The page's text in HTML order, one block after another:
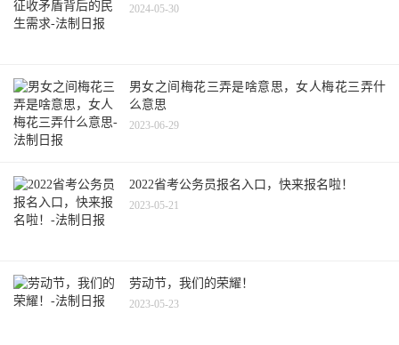
2024-05-30
男女之间梅花三弄是啥意思，女人梅花三弄什
么意思
2023-06-29
2022省考公务员报名入口，快来报名啦！
2023-05-21
劳动节，我们的荣耀！
2023-05-23